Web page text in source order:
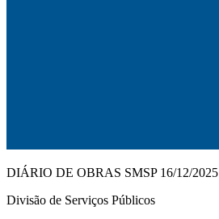
DIÁRIO DE OBRAS SMSP 16/12/2025
Divisão de Serviços Públicos